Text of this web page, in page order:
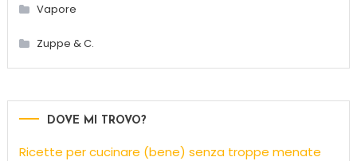
Vapore
Zuppe & C.
DOVE MI TROVO?
Ricette per cucinare (bene) senza troppe menate